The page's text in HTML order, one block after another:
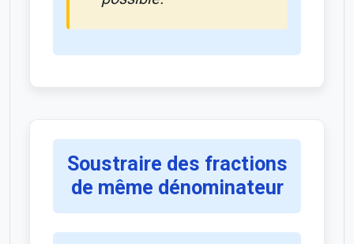
Soustraire des fractions
de même dénominateur